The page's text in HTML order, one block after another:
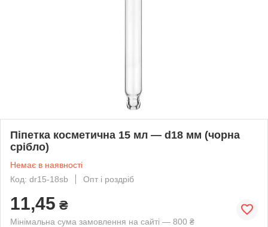
Піпетка косметична 15 мл — d18 мм (чорна
срібло)
Немає в наявності
Код: dr15-18sb
Опт і роздріб
11,45 ₴
Мінімальна сума замовлення на сайті — 800 ₴